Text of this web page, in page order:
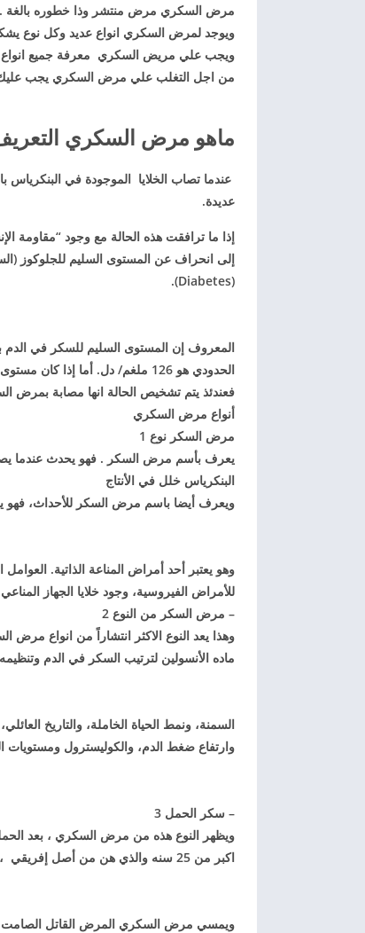
مرض السكري مرض منتشر وذا خطوره بالغة .
ويوجد لمرض السكري انواع عديد وكل نوع
ويجب علي مريض السكري معرفة جميع
من اجل التغلب علي مرض السكري يجب عليك
ماهو مرض السكري
عندما تصاب الخلايا الموجودة في البنكرياس
عديدة.
إذا ما ترافقت هذه الحالة مع وجود “مقاومة
إلى انحراف عن المستوى السليم للجلوكوز
(Diabetes).
فعندئذ يتم تشخيص الحالة انها مصابة بمرض
أنواع مرض السكري
مرض السكر نوع 1
يعرف بأسم مرض السكر . فهو يحدث عندما
البنكرياس خلل في الأنتاج
ويعرف أيضا باسم مرض السكر للأحداث، فهو
للأمراض الفيروسية، وجود خلايا الجهاز
– مرض السكر من النوع 2
وهذا يعد النوع الاكثر انتشاراً من انواع
ماده الأنسولين لترتيب السكر في الدم
السمنة، ونمط الحياة الخاملة، والتاريخ
وارتفاع ضغط الدم، والكوليسترول ومستويات
– سكر الحمل 3
ويظهر النوع هذه من مرض السكري ، بعد
اكبر من 25 سنه والذي هن من أصل إفريقي ، بيض هنود امريكا او آسياء هن اكثر عرضة للاصابة ، بمرض السكري الحملي.
ويمسي مرض السكري المرض القاتل الصامت